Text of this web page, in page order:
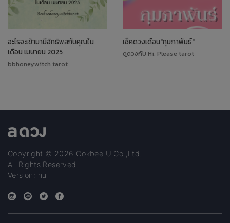
อะไรจะเข้ามามีอิทธิพลกับคุณใน
เดือน เมษายน 2025
bbhoneywitch tarot
เช็คดวงเดือน"กุมภาพันธ์"
ดูดวงกับ Hi, Please tarot
Copyright © 2026 Ookbee U Co.,Ltd.
All Rights Reserved.
Version: null